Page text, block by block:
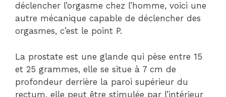
déclencher l’orgasme chez l’homme, voici une
autre mécanique capable de déclencher des
orgasmes, c’est le point P.
La prostate est une glande qui pèse entre 15
et 25 grammes, elle se situe à 7 cm de
profondeur derrière la paroi supérieur du
rectum, elle peut être stimulée par l’intérieur